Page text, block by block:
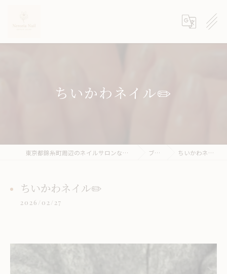
ちいかわネイル✏️
東京都錦糸町周辺のネイルサロンならneroria nail ブログ ちいかわネイル✏️
ちいかわネイル✏️
2026/02/27